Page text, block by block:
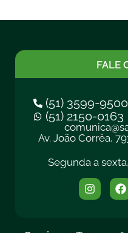
FALE
(51) 3599-9500
(51) 2150-0163
Av. João Corrêa,
Segunda a